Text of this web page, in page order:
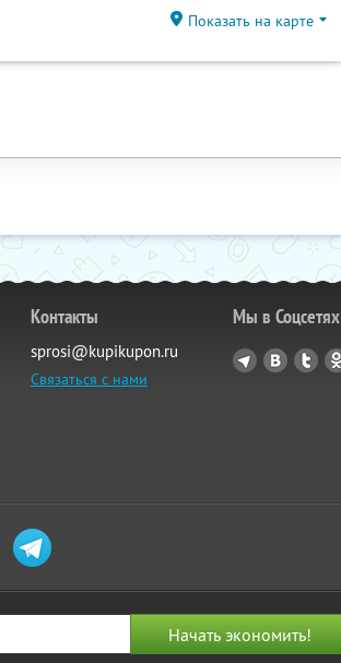
Показать на карте
Контакты
sprosi@kupikupon.ru
Связаться с нами
Мы в Соцсетях